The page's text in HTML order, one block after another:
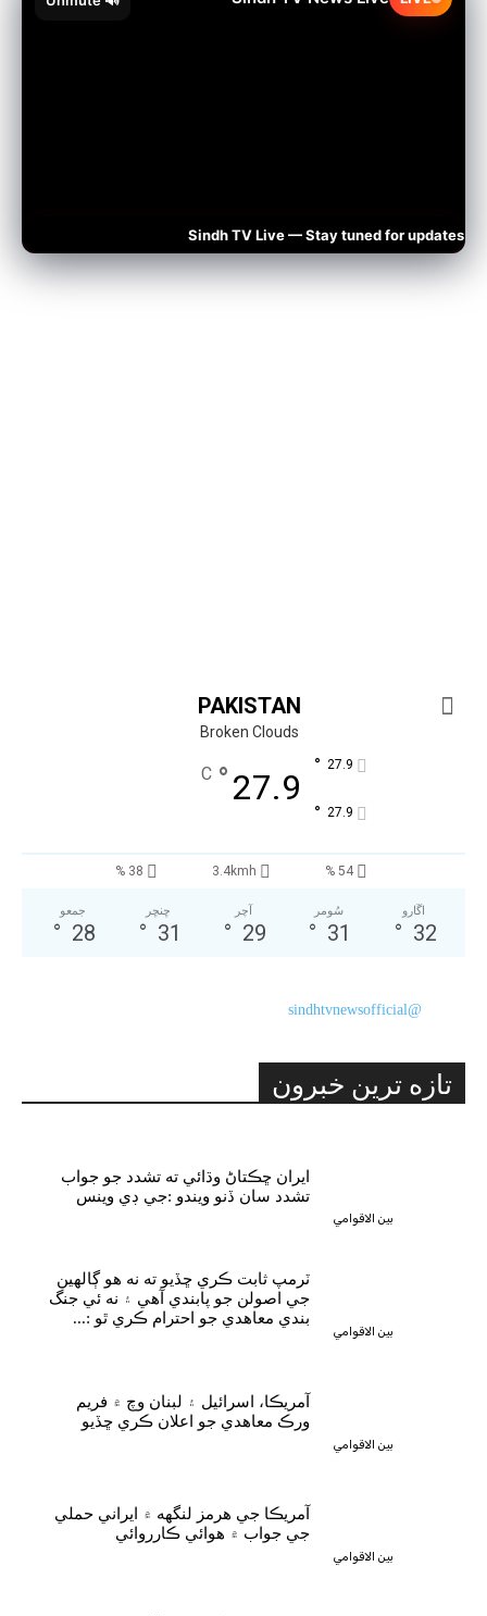
Sindh TV Live — Stay tuned for updates
PAKISTAN
Broken Clouds
27.9
°
C 27.9
°
27.9
°
38 % 3.4kmh 54 %
جمعو
28
°
ڇنڇر
31
°
آچر
29
°
سُومر
31
°
اڱارو
32
°
@sindhtvnewsofficial
تازه ترين خبرون
بين الاقوامي
ايران ڇڪتاڻ وڌائي ته تشدد جو جواب
تشدد سان ڏنو ويندو :جي ڊي وينس
بين الاقوامي
ٽرمپ ثابت ڪري ڇڏيو ته نه هو ڳالهين
جي اصولن جو پابندي آهي ۽ نه ئي جنگ
بندي معاهدي جو احترام ڪري ٿو :...
بين الاقوامي
آمريڪا، اسرائيل ۽ لبنان وچ ۾ فريم
ورڪ معاهدي جو اعلان ڪري ڇڏيو
بين الاقوامي
آمريڪا جي هرمز لنگهه ۾ ايراني حملي
جي جواب ۾ هوائي ڪارروائي